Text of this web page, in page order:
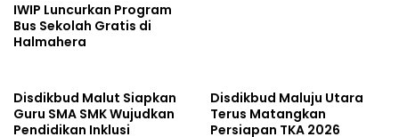
IWIP Luncurkan Program
Bus Sekolah Gratis di
Halmahera
Disdikbud Malut Siapkan
Guru SMA SMK Wujudkan
Pendidikan Inklusi
Disdikbud Maluju Utara
Terus Matangkan
Persiapan TKA 2026